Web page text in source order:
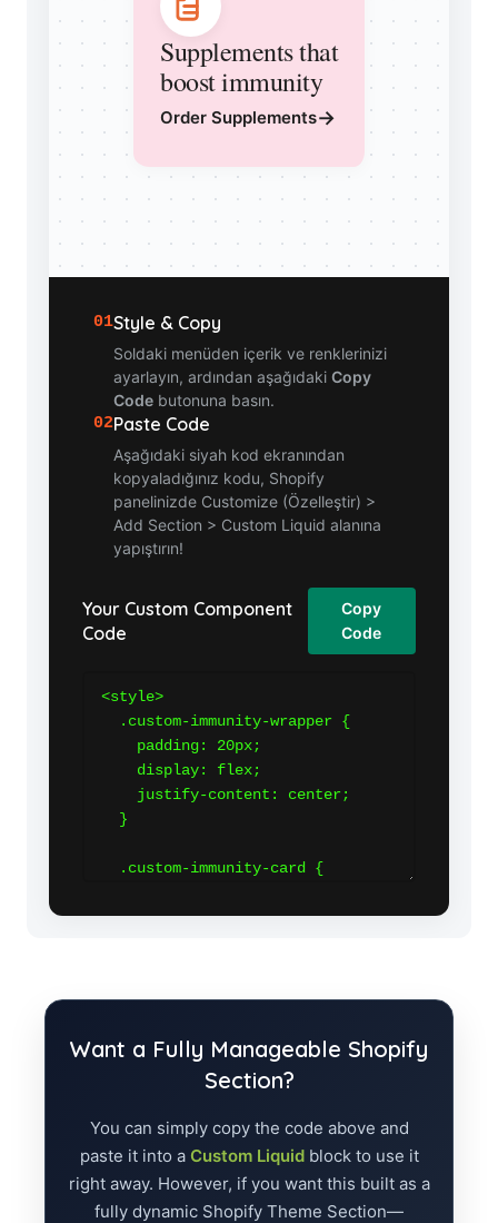
Supplements that
boost immunity
Order Supplements→
01Style & Copy
Soldaki menüden içerik ve renklerinizi
ayarlayın, ardından aşağıdaki Copy
Code butonuna basın.
02Paste Code
Aşağıdaki siyah kod ekranından
kopyaladığınız kodu, Shopify
panelinizde Customize (Özelleştir) >
Add Section > Custom Liquid alanına
yapıştırın!
Your Custom Component
Code
Copy
Code
Want a Fully Manageable Shopify
Section?
You can simply copy the code above and
paste it into a Custom Liquidblock to use it
right away. However, if you want this built as a
fully dynamic Shopify Theme Section—